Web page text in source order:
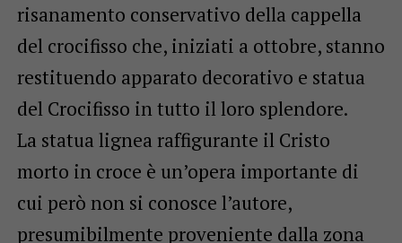
risanamento conservativo della cappella
del crocifisso che, iniziati a ottobre, stanno
restituendo apparato decorativo e statua
del Crocifisso in tutto il loro splendore.
La statua lignea raffigurante il Cristo
morto in croce è un’opera importante di
cui però non si conosce l’autore,
presumibilmente proveniente dalla zona